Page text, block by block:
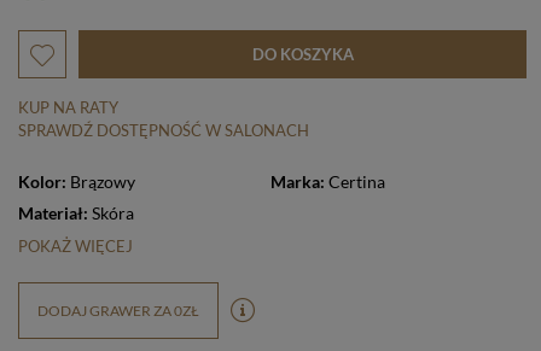
DO KOSZYKA
KUP NA RATY
SPRAWDŹ DOSTĘPNOŚĆ W SALONACH
Kolor: Brązowy Marka: Certina
Materiał: Skóra
POKAŻ WIĘCEJ
DODAJ GRAWER ZA 0ZŁ